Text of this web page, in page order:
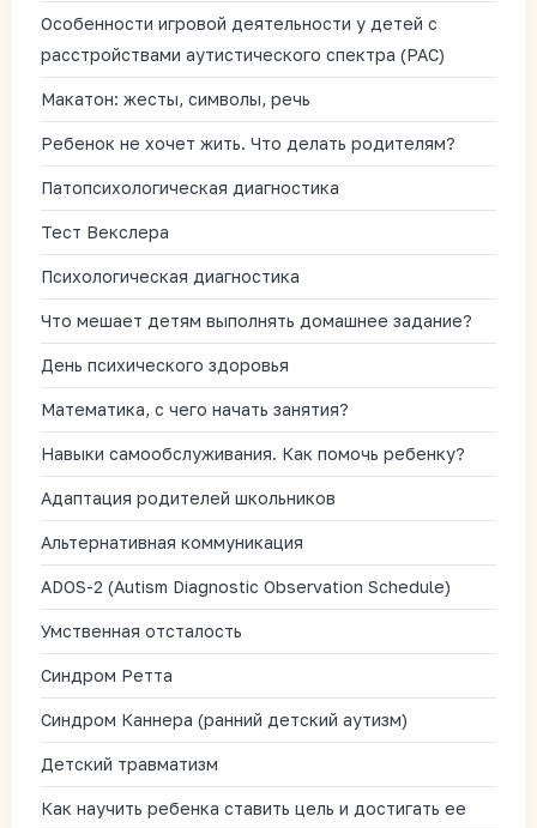
Особенности игровой деятельности у детей с
расстройствами аутистического спектра (РАС)
Макатон: жесты, символы, речь
Ребенок не хочет жить. Что делать родителям?
Патопсихологическая диагностика
Тест Векслера
Психологическая диагностика
Что мешает детям выполнять домашнее задание?
День психического здоровья
Математика, с чего начать занятия?
Навыки самообслуживания. Как помочь ребенку?
Адаптация родителей школьников
Альтернативная коммуникация
ADOS-2 (Autism Diagnostic Observation Schedule)
Умственная отсталость
Синдром Ретта
Синдром Каннера (ранний детский аутизм)
Детский травматизм
Как научить ребенка ставить цель и достигать ее